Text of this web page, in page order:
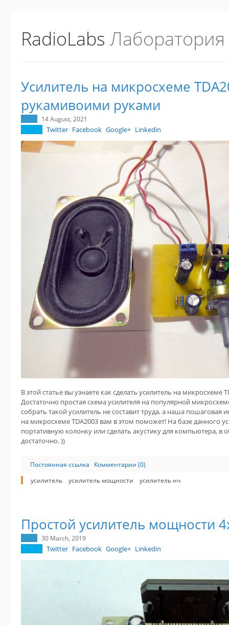
RadioLabs
Усилитель на микросхеме
рукамивоими руками
14 August, 2021
Twitter Facebook Google+ Linkedin
В этой статье вы узнаете как сделать усилитель на микросхеме
Достаточно простая схема усилителя на популярной
собрать такой усилитель не составит труда, а наша пошаговая
на микросхеме TDA2003 вам в этом поможет! На базе данного
портативную колонку или сделать акустику для компьютера, в
достаточно. ))
Постоянная ссылка
Комментарии (0)
усилитель
усилитель мощности усилитель нч
Простой усилитель мощности
30 March, 2019
Twitter Facebook Google+ Linkedin